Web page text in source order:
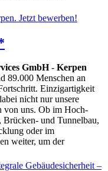
GmbH- Kerpen
89.000 Menschen an
Einzigartigkeit
nicht nur unsere
von uns. Ob im Hoch-
Brücken- und Tunnelbau,
oder im
weiter, um der